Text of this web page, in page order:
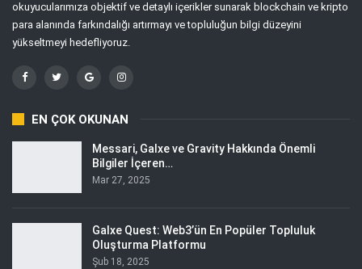
okuyucularımıza objektif ve detaylı içerikler sunarak blockchain ve kripto
para alanında farkındalığı artırmayı ve topluluğun bilgi düzeyini
yükseltmeyi hedefliyoruz.
EN ÇOK OKUNAN
Messari, Galxe ve Gravity Hakkında Önemli
Bilgiler İçeren…
Mar 27, 2025
Galxe Quest: Web3’ün En Popüler Topluluk
Oluşturma Platformu
Şub 18, 2025